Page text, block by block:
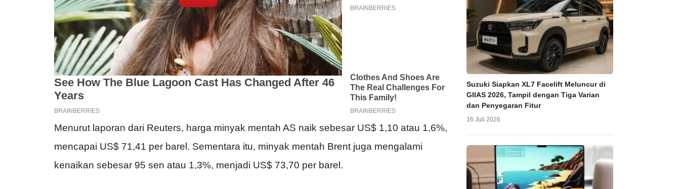
Menurut laporan dari Reuters, harga minyak mentah AS naik sebesar US$ 1,10 atau 1,6%,
mencapai US$ 71,41 per barel. Sementara itu, minyak mentah Brent juga mengalami
kenaikan sebesar 95 sen atau 1,3%, menjadi US$ 73,70 per barel.
Suzuki Siapkan XL7 Facelift Meluncur di
GIIAS 2026, Tampil dengan Tiga Varian
dan Penyegaran Fitur
16 Juli 2026